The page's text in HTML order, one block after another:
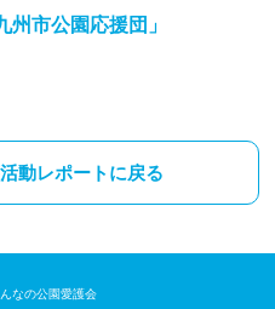
市公園応援団」
動レポートに戻る
なの公園愛護会